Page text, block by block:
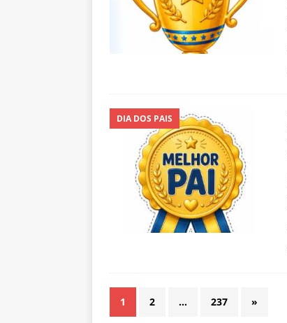
DIA DOS PAIS
1 2 … 237 »